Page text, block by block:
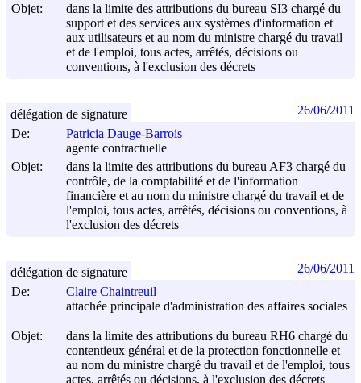
Objet:
dans la limite des attributions du bureau SI3 chargé du
support et des services aux systèmes d'information et
aux utilisateurs et au nom du ministre chargé du travail
et de l'emploi, tous actes, arrêtés, décisions ou
conventions, à l'exclusion des décrets
De:
Patricia Dauge-Barrois
agente contractuelle
Objet:
dans la limite des attributions du bureau AF3 chargé du
contrôle, de la comptabilité et de l'information
financière et au nom du ministre chargé du travail et de
l'emploi, tous actes, arrêtés, décisions ou conventions, à
l'exclusion des décrets
délégation de signature 26/06/2011
De:
Claire Chaintreuil
attachée principale d'administration des affaires sociales
Objet:
dans la limite des attributions du bureau RH6 chargé du
contentieux général et de la protection fonctionnelle et
au nom du ministre chargé du travail et de l'emploi, tous
actes, arrêtés ou décisions, à l'exclusion des décrets
délégation de signature 26/06/2011